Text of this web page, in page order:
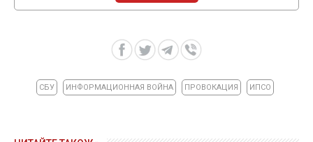
СБУ ИНФОРМАЦИОННАЯ ВОЙНА ПРОВОКАЦИЯ ИПСО